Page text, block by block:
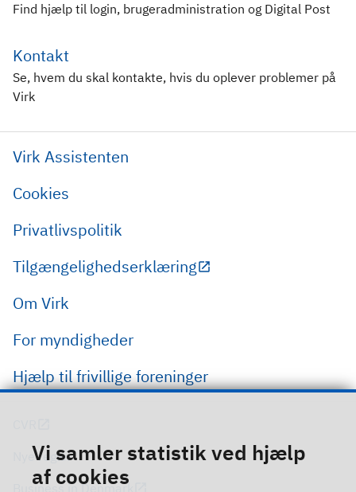
Vi samler statistik ved hjælp
af cookies
Find hjælp til login, brugeradministration og Digital Post
Kontakt
Se, hvem du skal kontakte, hvis du oplever problemer på
Virk
Virk Assistenten
Cookies
Privatlivspolitik
Tilgængelighedserklæring
Om Virk
For myndigheder
Hjælp til frivillige foreninger
Nye regler
Business in Denmark